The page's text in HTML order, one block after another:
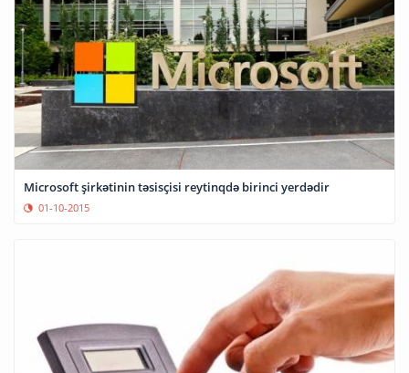
Microsoft şirkətinin təsisçisi reytinqdə birinci yerdədir
01-10-2015